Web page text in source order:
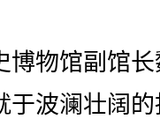
物馆副馆长
于波澜壮阔